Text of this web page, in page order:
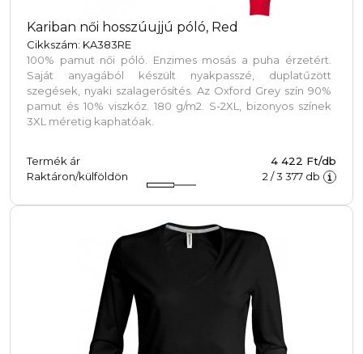
Kariban női hosszúujjú póló, Red
Cikkszám: KA383RE
100% pamut női póló. Enzimes mosás a puha érzetért.
Saját anyagából készült nyakpasszé, duplatűzött
szegések, nyaki szalagerősítés. Az Oxford Grey szín 90%
pamut és 10% viszkóz. 180 g/m2. S-2XL, bizonyos színek
3XL méretig kaphatóak.
Termék ár
4 422 Ft/db
Raktáron/külföldön
2 /3 377 db